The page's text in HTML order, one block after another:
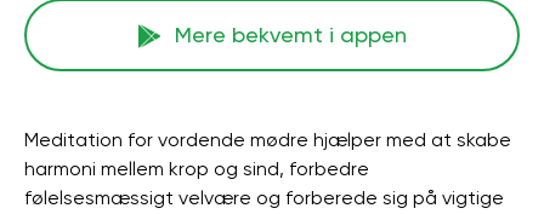
Mere bekvemt i appen
Meditation for vordende mødre hjælper med at skabe
harmoni mellem krop og sind, forbedre
følelsesmæssigt velvære og forberede sig på vigtige